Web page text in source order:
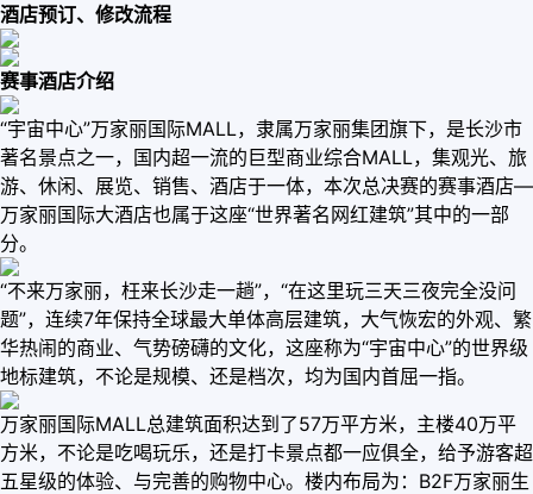
酒店预订、修改流程
赛事酒店介绍
“宇宙中心”万家丽国际MALL，隶属万家丽集团旗下，是长沙市
著名景点之一，国内超一流的巨型商业综合MALL，集观光、旅
游、休闲、展览、销售、酒店于一体，本次总决赛的赛事酒店—
万家丽国际大酒店也属于这座“世界著名网红建筑”其中的一部
分。
“不来万家丽，枉来长沙走一趟”，“在这里玩三天三夜完全没问
题”，连续7年保持全球最大单体高层建筑，大气恢宏的外观、繁
华热闹的商业、气势磅礴的文化，这座称为“宇宙中心”的世界级
地标建筑，不论是规模、还是档次，均为国内首屈一指。
万家丽国际MALL总建筑面积达到了57万平方米，主楼40万平
方米，不论是吃喝玩乐，还是打卡景点都一应俱全，给予游客超
五星级的体验、与完善的购物中心。楼内布局为：B2F万家丽生